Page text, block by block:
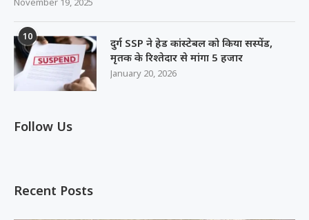
10
दुर्ग SSP ने हेड कांस्टेबल को किया सस्पेंड,
मृतक के रिश्तेदार से मांगा 5 हजार
January 20, 2026
Follow Us
Recent Posts